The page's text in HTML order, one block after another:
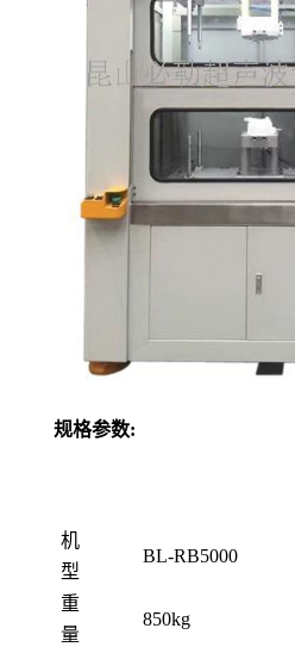
规格参数:
机
型
BL-RB5000
重
量
850kg